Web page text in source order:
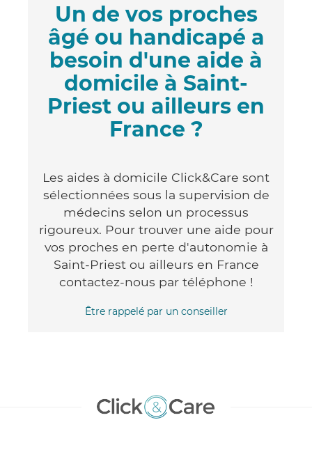
Un de vos proches
âgé ou handicapé a
besoin d'une aide à
domicile à Saint-
Priest ou ailleurs en
France ?
Les aides à domicile Click&Care sont
sélectionnées sous la supervision de
médecins selon un processus
rigoureux. Pour trouver une aide pour
vos proches en perte d'autonomie à
Saint-Priest ou ailleurs en France
contactez-nous par téléphone !
Être rappelé par un conseiller